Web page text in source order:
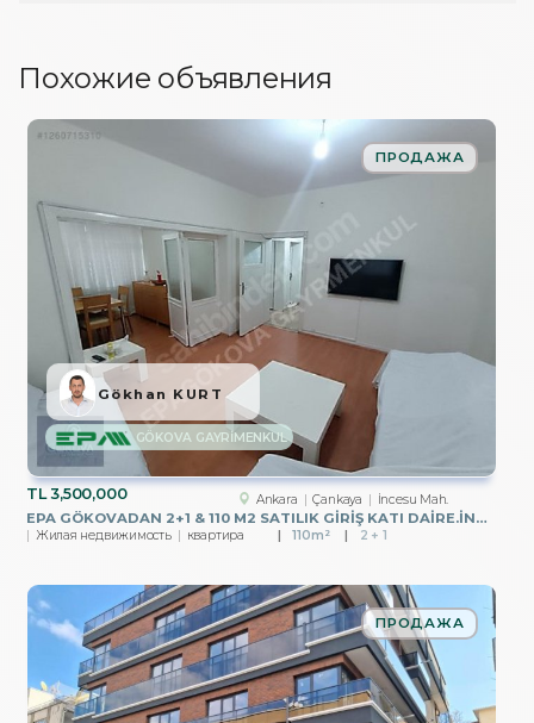
Похожие объявления
TL3,500,000 Ankara Çankaya İncesu Mah.
EPA GÖKOVADAN 2+1 & 110 M2 SATILIK GİRİŞ KATI DAİRE.İNCESU-ÇNK.
ПРОДАЖА
Жилая недвижимость квартира 110m² 2 + 1
GÖKOVA GAYRİMENKUL
Gökhan KURT
ПРОДАЖА